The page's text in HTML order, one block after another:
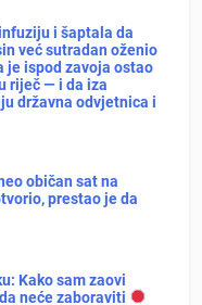
i šaptala da
već sutradan oženio
je ispod zavoja ostao
riječ — i da iza
državna odvjetnica i
običan sat na
prestao je da
Kako sam zaovi
neće zaboraviti